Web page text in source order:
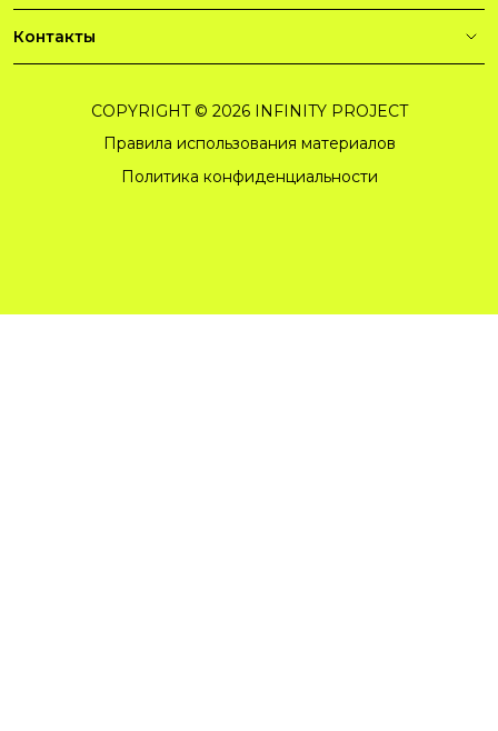
Контакты
COPYRIGHT © 2026 INFINITY PROJECT
Правила использования материалов
Политика конфиденциальности